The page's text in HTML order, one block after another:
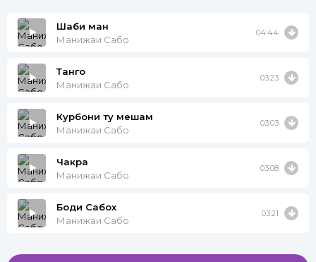
Шаби ман
Манижаи Сабо
04:44
Танго
Манижаи Сабо
03:23
Курбони ту мешам
Манижаи Сабо
03:03
Чакра
Манижаи Сабо
03:08
Боди Сабох
Манижаи Сабо
03:21